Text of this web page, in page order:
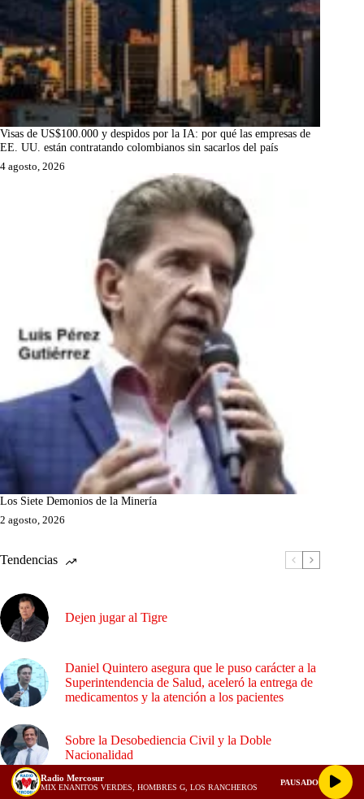
Visas de US$100.000 y despidos por la IA: por qué las empresas de
EE. UU. están contratando colombianos sin sacarlos del país
4 agosto, 2026
Los Siete Demonios de la Minería
2 agosto, 2026
Tendencias
Dejen jugar al Tigre
Daniel Quintero asegura que le puso carácter a la
Superintendencia de Salud, aceleró la entrega de
medicamentos y la atención a los pacientes
Sobre la Desobediencia Civil y la Doble
Nacionalidad
Radio Mercosur
MIX ENANITOS VERDES, HOMBRES G, LOS RANCHEROS
PAUSADO